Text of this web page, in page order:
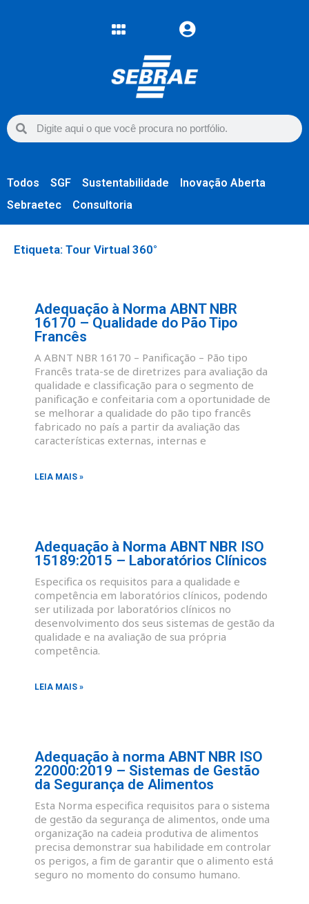
Todos SGF Sustentabilidade
Inovação Aberta
Sebraetec
Consultoria
Etiqueta: Tour Virtual 360°
Adequação à Norma ABNT NBR
16170 – Qualidade do Pão Tipo
Francês
A ABNT NBR 16170 – Panificação – Pão tipo
Francês trata-se de diretrizes para avaliação da
qualidade e classificação para o segmento de
panificação e confeitaria com a oportunidade de
se melhorar a qualidade do pão tipo francês
fabricado no país a partir da avaliação das
características externas, internas e
LEIA MAIS »
Adequação à Norma ABNT NBR ISO
15189:2015 – Laboratórios Clínicos
Especifica os requisitos para a qualidade e
competência em laboratórios clínicos, podendo
ser utilizada por laboratórios clínicos no
desenvolvimento dos seus sistemas de gestão da
qualidade e na avaliação de sua própria
competência.
LEIA MAIS »
Adequação à norma ABNT NBR ISO
22000:2019 – Sistemas de Gestão
da Segurança de Alimentos
Esta Norma especifica requisitos para o sistema
de gestão da segurança de alimentos, onde uma
organização na cadeia produtiva de alimentos
precisa demonstrar sua habilidade em controlar
os perigos, a fim de garantir que o alimento está
seguro no momento do consumo humano.